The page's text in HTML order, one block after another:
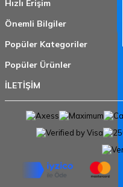
Hızlı Erişim
Önemli Bilgiler
Popüler Kategoriler
Popüler Ürünler
İLETİŞİM